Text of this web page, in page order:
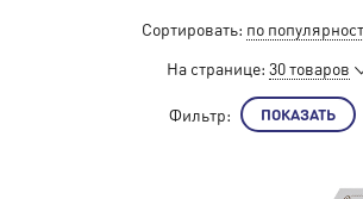
И, конечно, лукум дарит отличное
ответ! В нашем интернет-магазине Вы
лукум высокого качества и с самыми
приятным ценам и с доставкой на дом в
Сортировать: по
На странице: 30 товаров
Фильтр: ПОКАЗАТЬ